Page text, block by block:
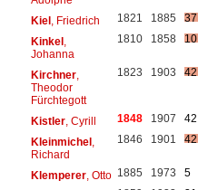
Kiel, Friedrich 1821 1885
37
Kinkel,
Johanna
1810 1858 10
Kirchner,
Theodor
Fürchtegott
1823 1903 42
Kistler, Cyrill 1848 1907
42
Kleinmichel,
Richard
1846 1901 42
Klemperer, Otto 1885 1973
5